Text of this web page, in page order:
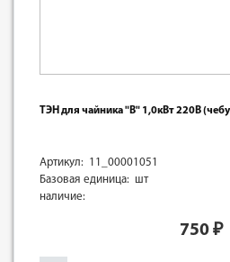
ТЭН для чайника "B" 1,0кВт 220В
Артикул: 11_00001051
Базовая единица: шт
наличие:
750 ₽